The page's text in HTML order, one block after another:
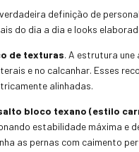
definição de
do dia a dia e looks
de texturas. A estrutura une
e no calcanhar. Esses
alinhadas.
bloco texano (estilo
estabilidade máxima e
as pernas com caimento